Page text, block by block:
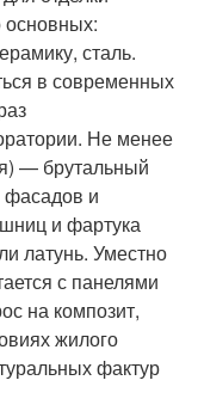
сталь.
в современных
Не менее
— брутальный
фасадов и
и фартука
латунь. Уместно
с панелями
на композит,
жилого
фактур